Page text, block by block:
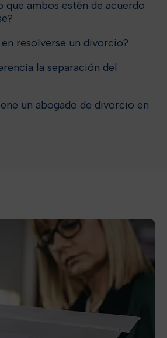
que ambos estén de acuerdo
resolverse un divorcio?
la separación del
un abogado de divorcio en